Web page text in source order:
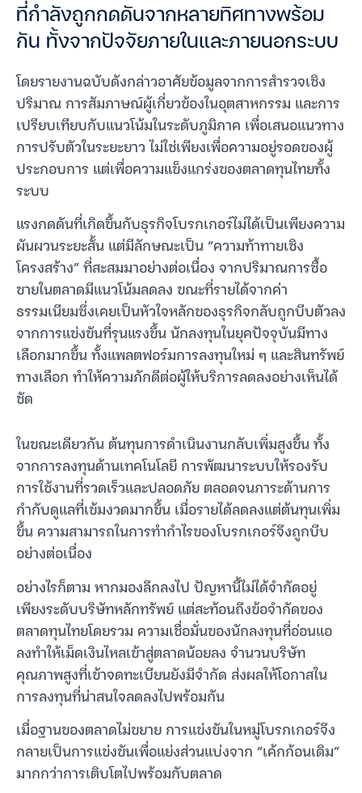
ที่กำลังถูกกดดันจากหลายทิศทางพร้อม
กัน ทั้งจากปัจจัยภายในและภายนอกระบบ
โดยรายงานฉบับดังกล่าวอาศัยข้อมูลจากการสำรวจเชิง
ปริมาณ การสัมภาษณ์ผู้เกี่ยวข้องในอุตสาหกรรม และการ
เปรียบเทียบกับแนวโน้มในระดับภูมิภาค เพื่อเสนอแนวทาง
การปรับตัวในระยะยาว ไม่ใช่เพียงเพื่อความอยู่รอดของผู้
ประกอบการ แต่เพื่อความแข็งแกร่งของตลาดทุนไทยทั้ง
ระบบ
แรงกดดันที่เกิดขึ้นกับธุรกิจโบรกเกอร์ไม่ได้เป็นเพียงความ
ผันผวนระยะสั้น แต่มีลักษณะเป็น “ความท้าทายเชิง
โครงสร้าง” ที่สะสมมาอย่างต่อเนื่อง จากปริมาณการซื้อ
ขายในตลาดมีแนวโน้มลดลง ขณะที่รายได้จากค่า
ธรรมเนียมซึ่งเคยเป็นหัวใจหลักของธุรกิจกลับถูกบีบตัวลง
จากการแข่งขันที่รุนแรงขึ้น นักลงทุนในยุคปัจจุบันมีทาง
เลือกมากขึ้น ทั้งแพลตฟอร์มการลงทุนใหม่ ๆ และสินทรัพย์
ทางเลือก ทำให้ความภักดีต่อผู้ให้บริการลดลงอย่างเห็นได้
ชัด
ในขณะเดียวกัน ต้นทุนการดำเนินงานกลับเพิ่มสูงขึ้น ทั้ง
จากการลงทุนด้านเทคโนโลยี การพัฒนาระบบให้รองรับ
การใช้งานที่รวดเร็วและปลอดภัย ตลอดจนภาระด้านการ
กำกับดูแลที่เข้มงวดมากขึ้น เมื่อรายได้ลดลงแต่ต้นทุนเพิ่ม
ขึ้น ความสามารถในการทำกำไรของโบรกเกอร์จึงถูกบีบ
อย่างต่อเนื่อง
อย่างไรก็ตาม หากมองลึกลงไป ปัญหานี้ไม่ได้จำกัดอยู่
เพียงระดับบริษัทหลักทรัพย์ แต่สะท้อนถึงข้อจำกัดของ
ตลาดทุนไทยโดยรวม ความเชื่อมั่นของนักลงทุนที่อ่อนแอ
ลงทำให้เม็ดเงินไหลเข้าสู่ตลาดน้อยลง จำนวนบริษัท
คุณภาพสูงที่เข้าจดทะเบียนยังมีจำกัด ส่งผลให้โอกาสใน
การลงทุนที่น่าสนใจลดลงไปพร้อมกัน
เมื่อฐานของตลาดไม่ขยาย การแข่งขันในหมู่โบรกเกอร์จึง
กลายเป็นการแข่งขันเพื่อแย่งส่วนแบ่งจาก “เค้กก้อนเดิม”
มากกว่าการเติบโตไปพร้อมกับตลาด